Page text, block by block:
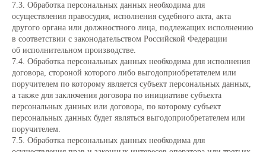
7.3. Обработка персональных данных необходима для
осуществления правосудия, исполнения судебного акта, акта
другого органа или должностного лица, подлежащих исполнению
в соответствии с законодательством Российской Федерации
об исполнительном производстве.
7.4. Обработка персональных данных необходима для исполнения
договора, стороной которого либо выгодоприобретателем или
поручителем по которому является субъект персональных данных,
а также для заключения договора по инициативе субъекта
персональных данных или договора, по которому субъект
персональных данных будет являться выгодоприобретателем или
поручителем.
7.5. Обработка персональных данных необходима для